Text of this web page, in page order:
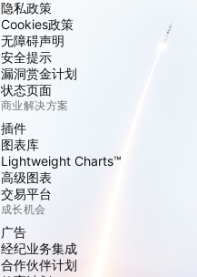
隐私政策
Cookies政策
无障碍声明
安全提示
漏洞赏金计划
状态页面
商业解决方案
插件
图表库
Lightweight Charts™
高级图表
交易平台
成长机会
广告
经纪业务集成
合作伙伴计划